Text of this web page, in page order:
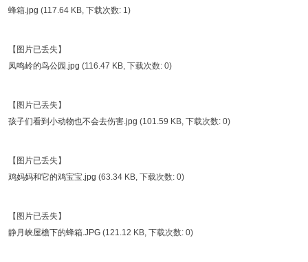
蜂箱.jpg (117.64 KB, 下载次数: 1)
【图片已丢失】
凤鸣岭的鸟公园.jpg (116.47 KB, 下载次数: 0)
【图片已丢失】
孩子们看到小动物也不会去伤害.jpg (101.59 KB, 下载次数: 0)
【图片已丢失】
鸡妈妈和它的鸡宝宝.jpg (63.34 KB, 下载次数: 0)
【图片已丢失】
静月峡屋檐下的蜂箱.JPG (121.12 KB, 下载次数: 0)